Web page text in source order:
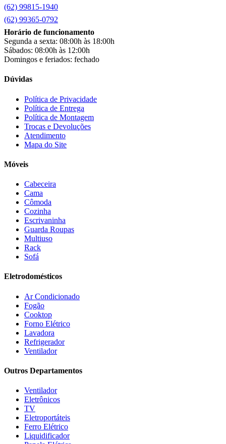
Clarice
clock
Colibri
Colli(53)
Colormaq(43)
Companhia do Estofado
Cotherm(2)
D' Doro Móveis
Dako(23)
Demóbile(13)
Dômina
Doripel
Estofados solar
Fischer
Giga
Gree(3)
Henn
Hisense
Hot Sat
HP
JB BECHARA
Kaiki Móveis
KAMABEL
kasper
Kaza
Leifer
(62) 99815-1940
(62) 99365-0792
Horário de funcionamento
Segunda a sexta: 08:00h às 18:00h
Sábados: 08:00h às 12:00h
Domingos e feriados: fechado
Dúvidas
Política de Privacidade
Política de Entrega
Política de Montagem
Trocas e Devoluções
Atendimento
Mapa do Site
Móveis
Cabeceira
Cama
Cômoda
Cozinha
Escrivaninha
Guarda Roupas
Multiuso
Rack
Sofá
Eletrodomésticos
Ar Condicionado
Fogão
Cooktop
Forno Elétrico
Lavadora
Refrigerador
Ventilador
Outros Departamentos
Ventilador
Eletrônicos
TV
Eletroportáteis
Ferro Elétrico
Liquidificador